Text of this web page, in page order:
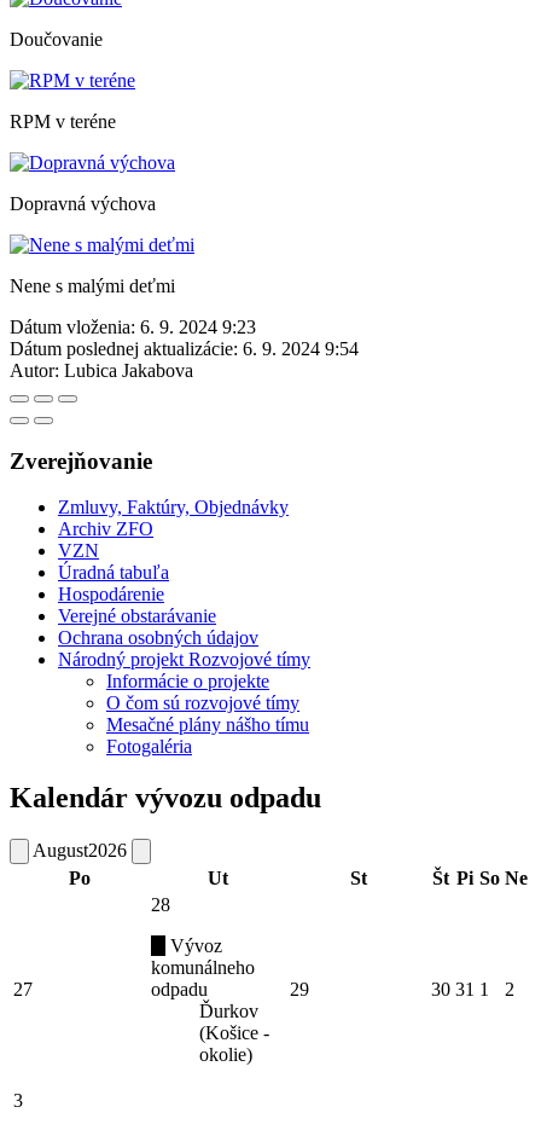
Doučovanie
RPM v teréne
Dopravná výchova
Nene s malými deťmi
Dátum vloženia: 6. 9. 2024 9:23
Dátum poslednej aktualizácie: 6. 9. 2024 9:54
Autor: Lubica Jakabova
Zverejňovanie
Zmluvy, Faktúry, Objednávky
Archiv ZFO
VZN
Úradná tabuľa
Hospodárenie
Verejné obstarávanie
Ochrana osobných údajov
Národný projekt Rozvojové tímy
Informácie o projekte
O čom sú rozvojové tímy
Mesačné plány nášho tímu
Fotogaléria
Kalendár vývozu odpadu
August2026
Po
Ut St Št Pi So Ne
27
28
Vývoz
komunálneho
odpadu
Ďurkov
(Košice -
okolie)
29 30 31 1 2
3